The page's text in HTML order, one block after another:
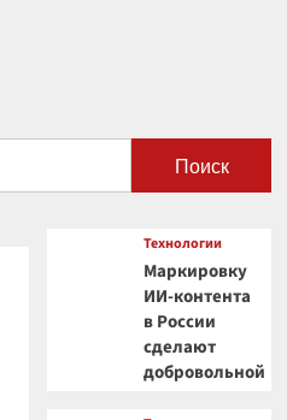
Поиск
Технологии
Маркировку
ИИ-контента
в России
сделают
добровольной